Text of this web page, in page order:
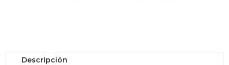
Descripción